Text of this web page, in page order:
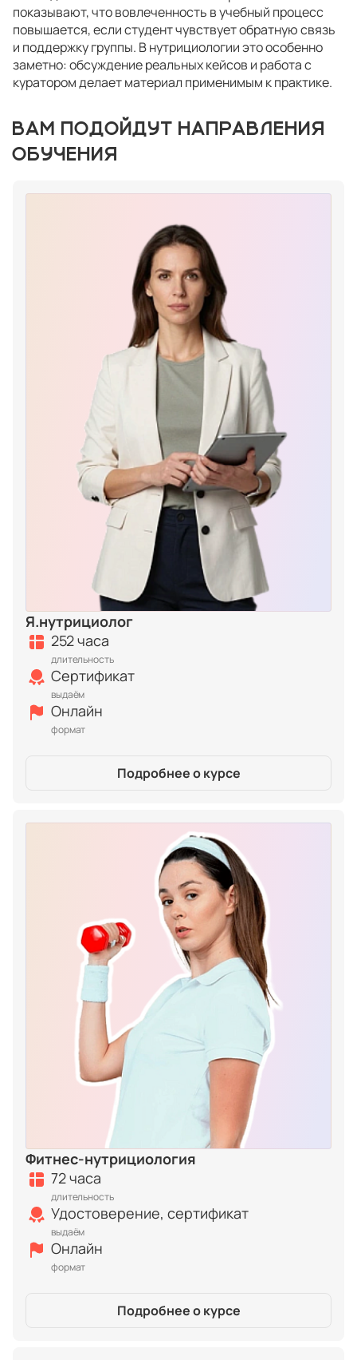
показывают, что вовлеченность в учебный процесс
повышается, если студент чувствует обратную связь
и поддержку группы. В нутрициологии это особенно
заметно: обсуждение реальных кейсов и работа с
куратором делает материал применимым к практике.
ВАМ ПОДОЙДУТ НАПРАВЛЕНИЯ
ОБУЧЕНИЯ
Я.нутрициолог
252 часа
длительность
Сертификат
выдаём
Онлайн
формат
Подробнее о курсе
Фитнес-нутрициология
72 часа
длительность
Удостоверение, сертификат
выдаём
Онлайн
формат
Подробнее о курсе